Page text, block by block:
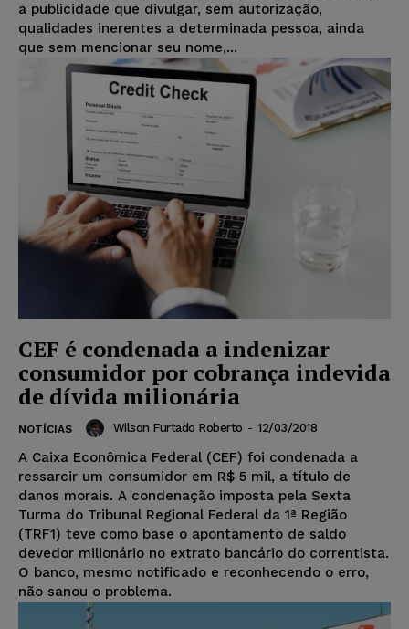
a publicidade que divulgar, sem autorização,
qualidades inerentes a determinada pessoa, ainda
que sem mencionar seu nome,...
CEF é condenada a indenizar
consumidor por cobrança indevida
de dívida milionária
NOTÍCIAS Wilson Furtado Roberto - 12/03/2018
A Caixa Econômica Federal (CEF) foi condenada a
ressarcir um consumidor em R$ 5 mil, a título de
danos morais. A condenação imposta pela Sexta
Turma do Tribunal Regional Federal da 1ª Região
(TRF1) teve como base o apontamento de saldo
devedor milionário no extrato bancário do correntista.
O banco, mesmo notificado e reconhecendo o erro,
não sanou o problema.